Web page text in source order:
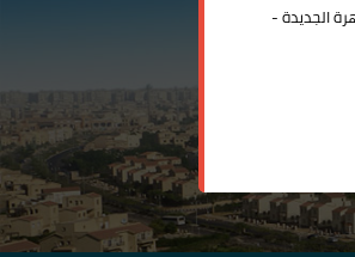
الأول - القاهرة الجديدة -